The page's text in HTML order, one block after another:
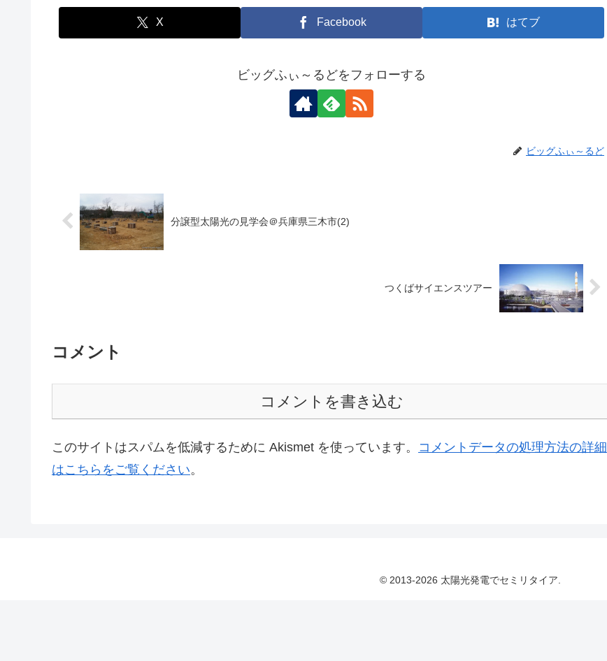
X Facebook はてブ
ビッグふぃ～るどをフォローする
ビッグふぃ～るど
分譲型太陽光の見学会＠兵庫県三木市(2)
つくばサイエンスツアー
コメント
コメントを書き込む
このサイトはスパムを低減するために Akismet を使っています。 コメントデータの処理方法の詳細
はこちらをご覧ください。
© 2013-2026 太陽光発電でセミリタイア.